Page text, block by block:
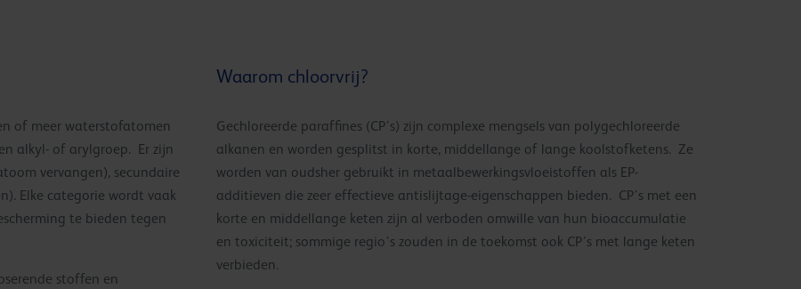
of meer waterstofatomen
alkyl- of arylgroep. Er zijn
vervangen), secundaire
Elke categorie wordt vaak
te bieden tegen
stoffen en
Waarom chloorvrij?
Gechloreerde paraffines (CP’s) zijn complexe mengsels van polygechloreerde
alkanen en worden gesplitst in korte, middellange of lange koolstofketens. Ze
worden van oudsher gebruikt in metaalbewerkingsvloeistoffen als EP-
additieven die zeer effectieve antislijtage-eigenschappen bieden. CP’s met een
korte en middellange keten zijn al verboden omwille van hun bioaccumulatie
en toxiciteit; sommige regio’s zouden in de toekomst ook CP’s met lange keten
verbieden.